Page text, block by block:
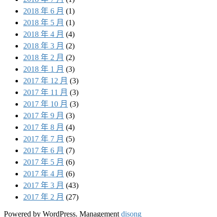
2018 年 6 月 (1)
2018 年 5 月 (1)
2018 年 4 月 (4)
2018 年 3 月 (2)
2018 年 2 月 (2)
2018 年 1 月 (3)
2017 年 12 月 (3)
2017 年 11 月 (3)
2017 年 10 月 (3)
2017 年 9 月 (3)
2017 年 8 月 (4)
2017 年 7 月 (5)
2017 年 6 月 (7)
2017 年 5 月 (6)
2017 年 4 月 (6)
2017 年 3 月 (43)
2017 年 2 月 (27)
Powered by WordPress. Management disong